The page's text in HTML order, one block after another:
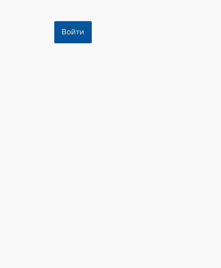
Войти